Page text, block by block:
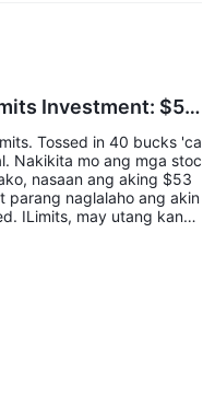
Investment: $53
ang Pag-Widro
Tossed in 40 bucks 'ca
Nakikita mo ang mga stoc
nasaan ang aking $53
parang naglalaho ang akin
ILimits, may utang kang